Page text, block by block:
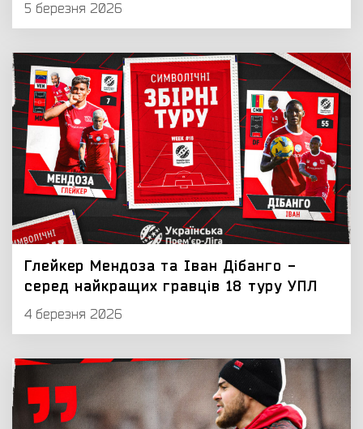
5 березня 2026
Глейкер Мендоза та Іван Дібанго -
серед найкращих гравців 18 туру УПЛ
4 березня 2026